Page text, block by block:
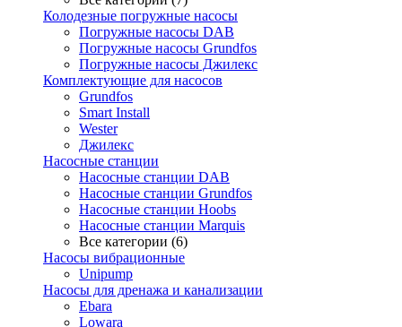
Колодезные погружные насосы
Погружные насосы DAB
Погружные насосы Grundfos
Погружные насосы Джилекс
Комплектующие для насосов
Grundfos
Smart Install
Wester
Джилекс
Насосные станции
Насосные станции DAB
Насосные станции Grundfos
Насосные станции Hoobs
Насосные станции Marquis
Все категории (6)
Насосы вибрационные
Unipump
Насосы для дренажа и канализации
Ebara
Lowara